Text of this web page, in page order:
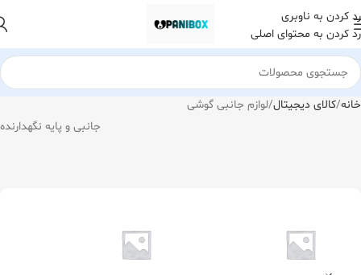
رد کردن به ناوبری
رد کردن به محتوای اصلی
خانه کالای دیجیتال لوازم جانبی گوشی
جانبی و پایه نگهدارنده